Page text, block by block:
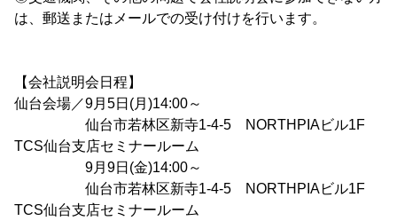
は、郵送またはメールでの受け付けを行います。
【会社説明会日程】
仙台会場／9月5日(月)14:00～
仙台市若林区新寺1-4-5 NORTHPIAビル1F
TCS仙台支店セミナールーム
9月9日(金)14:00～
仙台市若林区新寺1-4-5 NORTHPIAビル1F
TCS仙台支店セミナールーム